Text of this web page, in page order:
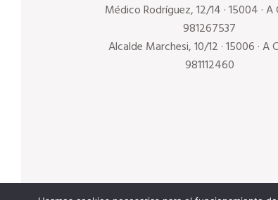
Médico Rodríguez, 12/14 · 15004 · A
981267537
Alcalde Marchesi, 10/12 · 15006 · A
981112460